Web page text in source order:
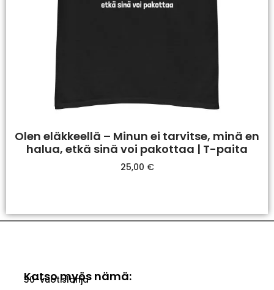
Olen eläkkeellä – Minun ei tarvitse, minä en
halua, etkä sinä voi pakottaa | T-paita
25,00 €
Katso myös nämä:
30-vuotislahja